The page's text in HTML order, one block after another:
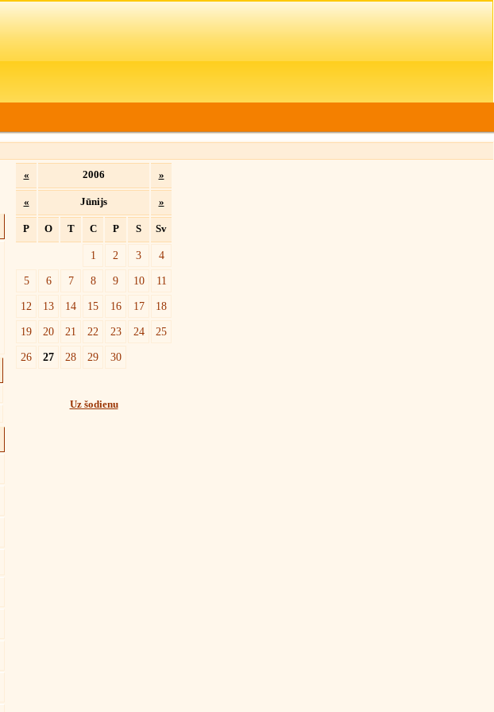
« 2006 »
« Jūnijs »
P O T C P S Sv
1 2 3
4
5
6 7 8 9 10
11
12
13 14 15 16 17
18
19
20 21 22 23 24
25
26
27 28 29 30
Uz šodienu